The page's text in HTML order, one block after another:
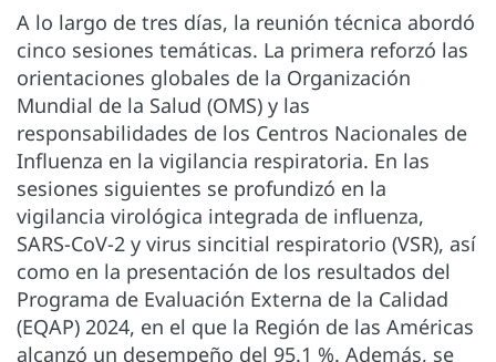
A lo largo de tres días, la reunión técnica abordó
cinco sesiones temáticas. La primera reforzó las
orientaciones globales de la Organización
Mundial de la Salud (OMS) y las
responsabilidades de los Centros Nacionales de
Influenza en la vigilancia respiratoria. En las
sesiones siguientes se profundizó en la
vigilancia virológica integrada de influenza,
SARS-CoV-2 y virus sincitial respiratorio (VSR), así
como en la presentación de los resultados del
Programa de Evaluación Externa de la Calidad
(EQAP) 2024, en el que la Región de las Américas
alcanzó un desempeño del 95.1 %. Además, se